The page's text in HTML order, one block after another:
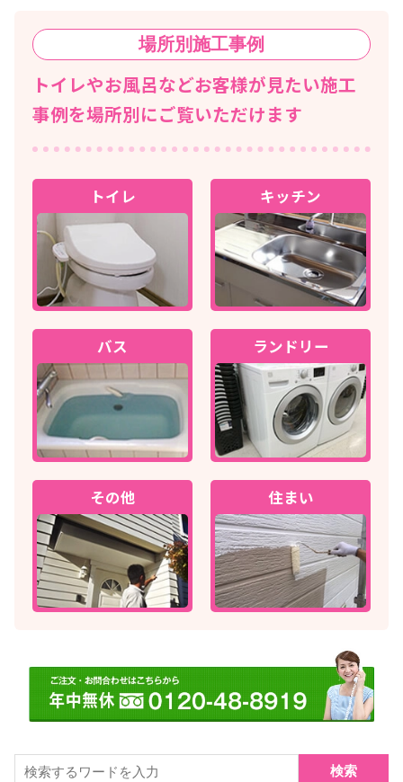
場所別施工事例
トイレやお風呂などお客様が見たい施工
事例を場所別にご覧いただけます
トイレ キッチン
バス ランドリー
その他 住まい
検索